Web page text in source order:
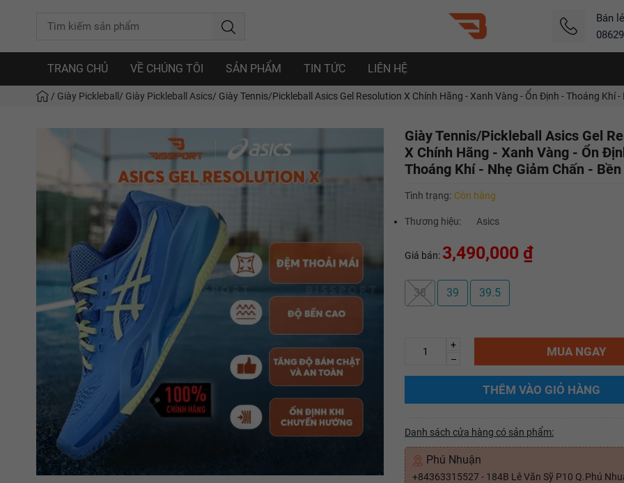
Bán
TRANG CHỦ VỀ CHÚNG TÔI SẢN PHẨM TIN TỨC LIÊN HỆ
/ Giày Pickleball / Giày Pickleball Asics/ Giày Tennis/Pickleball Asics Gel Resolution X Chính Hãng - Xanh Vàng - Ổn Định - Thoáng Khí -
Giày Tennis/Pickleball Asics Gel
X Chính Hãng - Xanh Vàng - Ổn
Thoáng Khí - Nhẹ Giảm Chấn -
Tình trạng: Còn hàng
Thương hiệu: Asics
Giá bán: 3,490,000 ₫
38 39 39.5
+
–
MUA NGAY
THÊM VÀO GIỎ HÀNG
Danh sách cửa hàng có sản phẩm:
Phú Nhuận
+84363315527 - 184B Lê Văn Sỹ P10 Q.Phú